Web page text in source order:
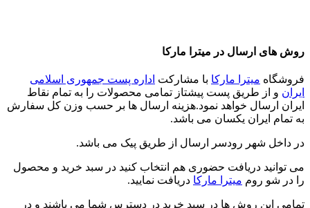
روش های ارسال در میترا مارکا
فروشگاه میترا مارکا با مشارکت اداره پست جمهوری اسلامی
ایران و از طریق پست پیشتاز تمامی محصولات را به تمام نقاط
ایران ارسال خواهد نمود.هزینه ارسال ها بر حسب وزن کل سفارش
به تمام ایران یکسان می باشد.
در داخل شهر رودسر ارسال از طریق پیک می باشد.
می توانید دریافت حضوری هم انتخاب کنید در سبد خرید و محصول
را در شو روم میترا مارکا دریافت نمایید.
تمامی این روش ها در سبد خرید در دسترس شما می باشند و در